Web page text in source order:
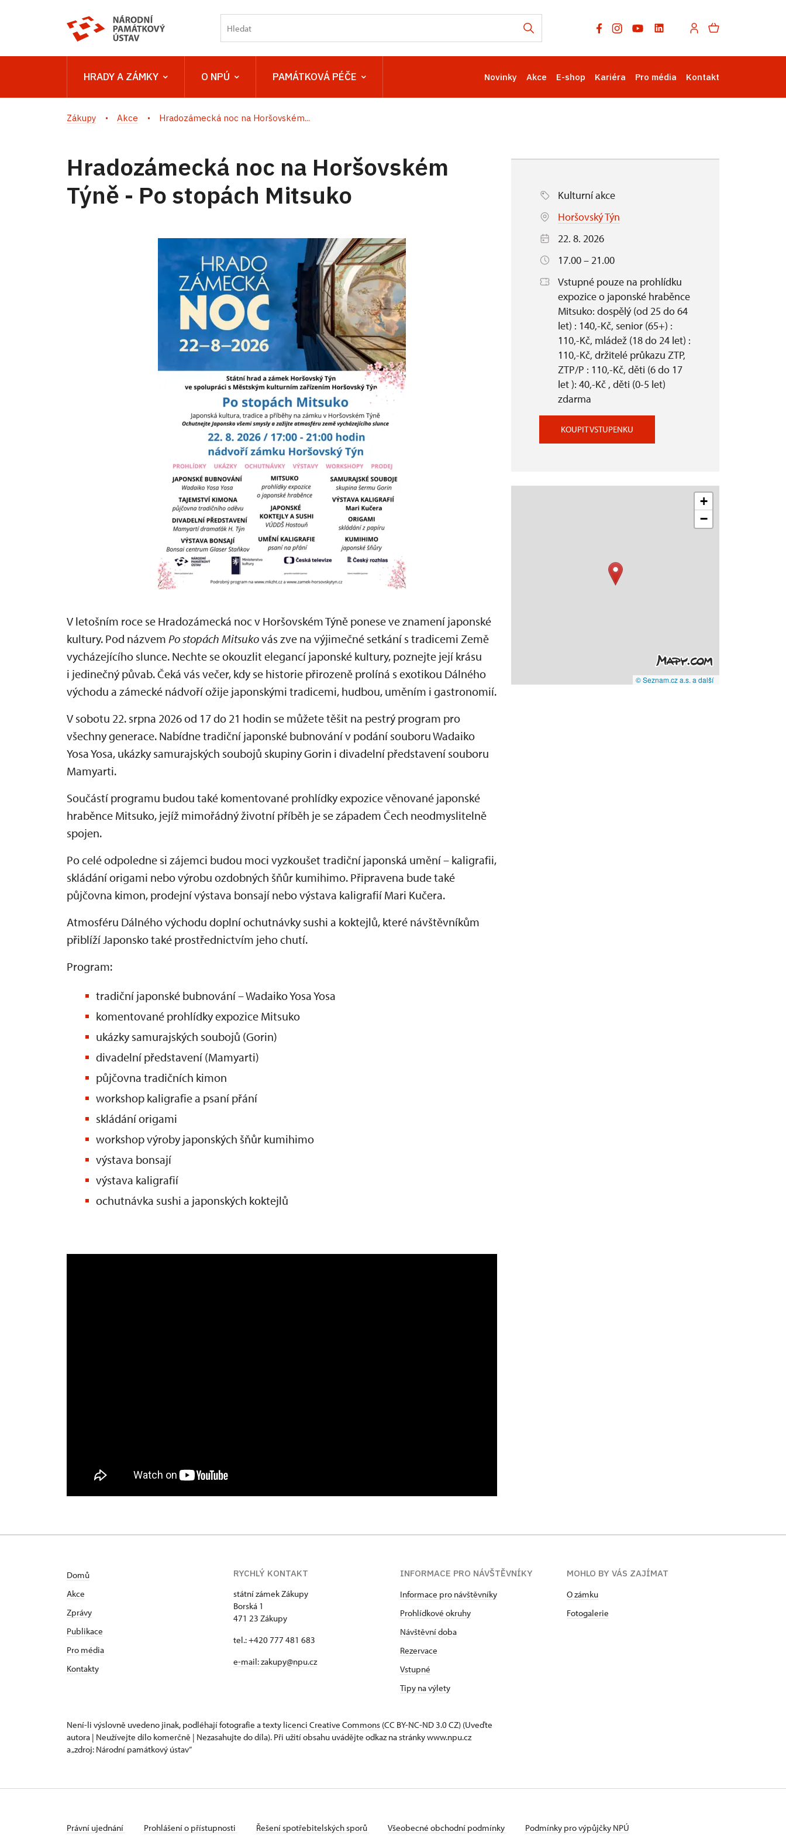
HRADY A ZÁMKY O NPÚ PAMÁTKOVÁ PÉČE Novinky Akce E-shop Kariéra Pro média Kontakt
Zákupy Akce Hradozámecká noc na Horšovském...
Hradozámecká noc na Horšovském
Týně - Po stopách Mitsuko
V letošním roce se Hradozámecká noc v Horšovském Týně ponese ve znamení japonské
kultury. Pod názvem Po stopách Mitsukovás zve na výjimečné setkání s tradicemi Země
vycházejícího slunce. Nechte se okouzlit elegancí japonské kultury, poznejte její krásu
i jedinečný půvab. Čeká vás večer, kdy se historie přirozeně prolíná s exotikou Dálného
východu a zámecké nádvoří ožije japonskými tradicemi, hudbou, uměním i gastronomií.
V sobotu 22. srpna 2026 od 17 do 21 hodin se můžete těšit na pestrý program pro
všechny generace. Nabídne tradiční japonské bubnování v podání souboru Wadaiko
Yosa Yosa, ukázky samurajských soubojů skupiny Gorin i divadelní představení souboru
Mamyarti.
Součástí programu budou také komentované prohlídky expozice věnované japonské
hraběnce Mitsuko, jejíž mimořádný životní příběh je se západem Čech neodmyslitelně
spojen.
Po celé odpoledne si zájemci budou moci vyzkoušet tradiční japonská umění – kaligrafii,
skládání origami nebo výrobu ozdobných šňůr kumihimo. Připravena bude také
půjčovna kimon, prodejní výstava bonsají nebo výstava kaligrafií Mari Kučera.
Atmosféru Dálného východu doplní ochutnávky sushi a koktejlů, které návštěvníkům
přiblíží Japonsko také prostřednictvím jeho chutí.
Program:
tradiční japonské bubnování – Wadaiko Yosa Yosa
komentované prohlídky expozice Mitsuko
ukázky samurajských soubojů (Gorin)
divadelní představení (Mamyarti)
půjčovna tradičních kimon
workshop kaligrafie a psaní přání
skládání origami
workshop výroby japonských šňůr kumihimo
výstava bonsají
výstava kaligrafií
ochutnávka sushi a japonských koktejlů
Kulturní akce
Horšovský Týn
22. 8. 2026
17.00 – 21.00
Vstupné pouze na prohlídku
expozice o japonské hraběnce
Mitsuko: dospělý (od 25 do 64
let) : 140,-Kč, senior (65+) :
110,-Kč, mládež (18 do 24 let) :
110,-Kč, držitelé průkazu ZTP,
ZTP/P : 110,-Kč, děti (6 do 17
let ): 40,-Kč , děti (0-5 let)
zdarma
KOUPIT VSTUPENKU
+
−
© Seznam.cz a.s. a další
Domů
Akce
Zprávy
Publikace
Pro média
Kontakty
RYCHLÝ KONTAKT
státní zámek Zákupy
Borská 1
471 23 Zákupy
tel.: +420 777 481 683
e-mail: zakupy@npu.cz
INFORMACE PRO NÁVŠTĚVNÍKY
Informace pro návštěvníky
Prohlídkové okruhy
Návštěvní doba
Rezervace
Vstupné
Tipy na výlety
MOHLO BY VÁS ZAJÍMAT
O zámku
Fotogalerie
Není-li výslovně uvedeno jinak, podléhají fotografie a texty licenci Creative Commons (CC BY-NC-ND 3.0 CZ) (Uveďte
autora | Neužívejte dílo komerčně | Nezasahujte do díla). Při užití obsahu uvádějte odkaz na stránky www.npu.cz
a „zdroj: Národní památkový ústav“
Právní ujednání Prohlášení o přístupnosti Řešení spotřebitelských sporů Všeobecné obchodní podmínky
Podmínky pro výpůjčky NPÚ